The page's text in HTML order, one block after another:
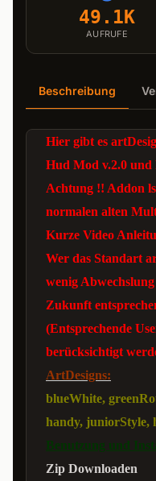
49.1K
AUFRUFE
Beschreibung
Hier gibt es
Hud Mod v.2.0 und
Achtung !! Addon
normalen alten
Kurze Video
Wer das Standart
wenig
Zukunft
(Entsprechende
berücksichtigt
ArtDesigns:
blueWhite,
handy, juniorStyle,
Benutzung und
Zip Downloaden